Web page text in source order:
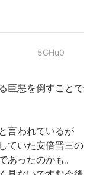
5GHu0
巨悪を倒すことで
言われているが
ていた安倍晋三の
あったのかも。